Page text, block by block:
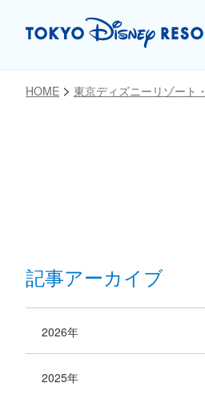
HOME 東京ディズニーリゾート
記事アーカイブ
2026年
2025年